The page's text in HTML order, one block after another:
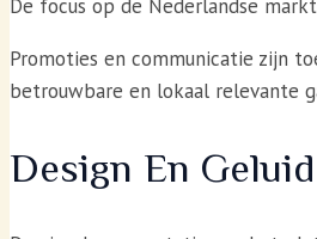
De focus op de Nederlandse
Promoties en communicatie zijn
betrouwbare en lokaal relevante
Design En Geluid